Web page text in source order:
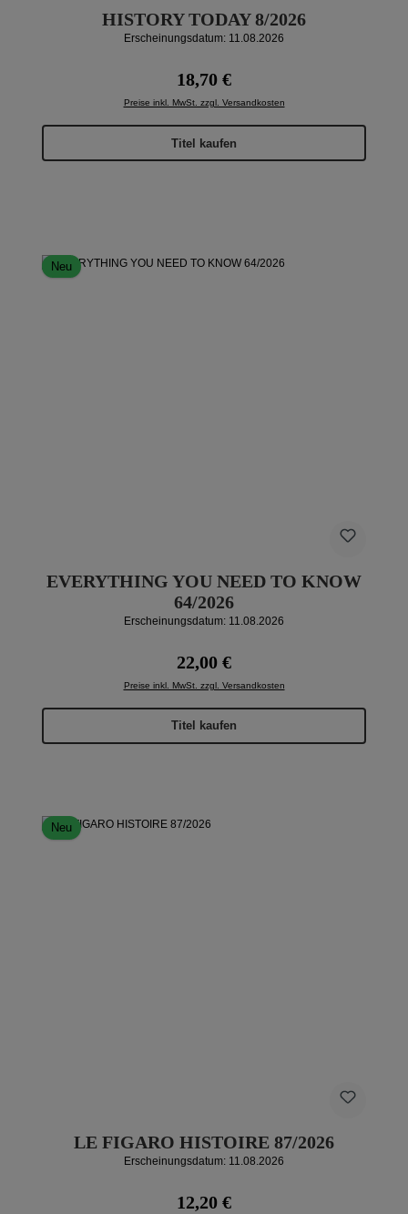
HISTORY TODAY 8/2026
Erscheinungsdatum: 11.08.2026
Regulärer Preis:
18,70 €
Preise inkl. MwSt. zzgl. Versandkosten
Titel kaufen
Neu
EVERYTHING YOU NEED TO KNOW
64/2026
Erscheinungsdatum: 11.08.2026
Regulärer Preis:
22,00 €
Preise inkl. MwSt. zzgl. Versandkosten
Titel kaufen
Neu
LE FIGARO HISTOIRE 87/2026
Erscheinungsdatum: 11.08.2026
Regulärer Preis:
12,20 €